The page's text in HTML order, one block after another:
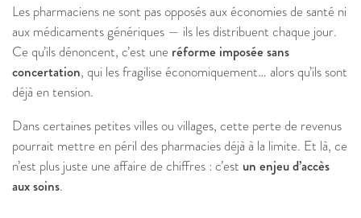
Les pharmaciens ne sont pas opposés aux économies de santé ni
aux médicaments génériques — ils les distribuent chaque jour.
Ce qu’ils dénoncent, c’est une réforme imposée sans
concertation, qui les fragilise économiquement… alors qu’ils sont
déjà en tension.
Dans certaines petites villes ou villages, cette perte de revenus
pourrait mettre en péril des pharmacies déjà à la limite. Et là, ce
n’est plus juste une affaire de chiffres : c’est un enjeu d’accès
aux soins.